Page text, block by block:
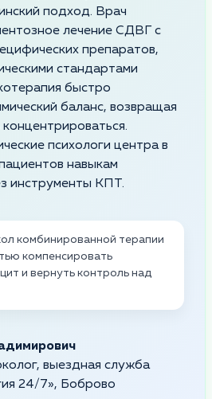
подход. Врач
лечение СДВГ с
препаратов,
стандартами
быстро
баланс, возвращая
психологи центра в
навыкам
инструменты КПТ.
комбинированной терапии
компенсировать
и вернуть контроль над
выездная служба
24/7», Боброво